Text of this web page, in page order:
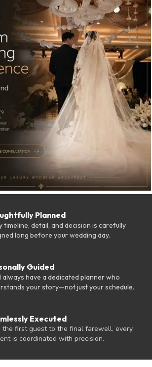
Planned
timeline, detail, and decision is carefully
long before your wedding day.
Guided
always have a dedicated planner who
your story—not just your schedule.
Executed
the first guest to the final farewell, every
is coordinated with precision.